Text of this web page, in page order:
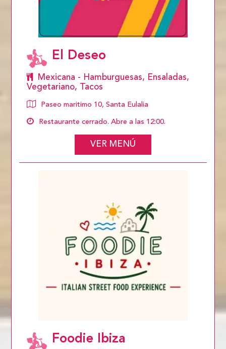
El Deseo
Mexicana - Hamburguesas, Ensaladas,
Vegetariano, Tacos
Paseo maritimo 10, Santa Eulalia
Restaurante cerrado. Abre a las 12:00.
VER MENÚ
Foodie Ibiza